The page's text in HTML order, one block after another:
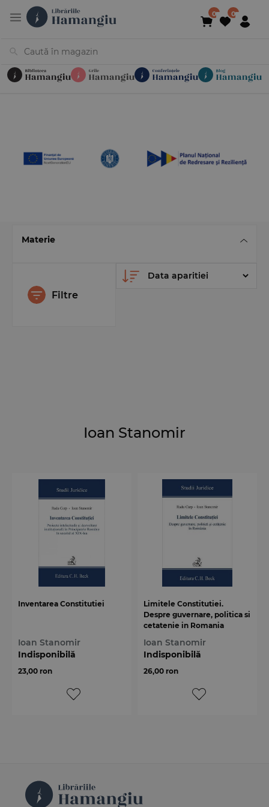
Materie
Filtre
Ioan Stanomir
Inventarea Constitutiei
Ioan Stanomir
Indisponibilă
23,00 ron
Limitele Constitutiei.
Despre guvernare, politica si
cetatenie in Romania
Ioan Stanomir
Indisponibilă
26,00 ron